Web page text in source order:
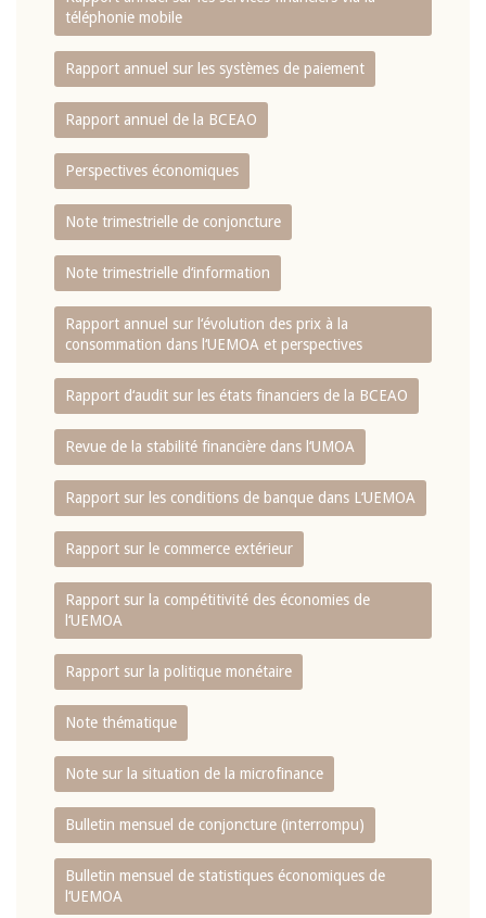
téléphonie mobile
Rapport annuel sur les systèmes de paiement
Rapport annuel de la BCEAO
Perspectives économiques
Note trimestrielle de conjoncture
Note trimestrielle d‘information
Rapport annuel sur l‘évolution des prix à la
consommation dans l‘UEMOA et perspectives
Rapport d‘audit sur les états financiers de la BCEAO
Revue de la stabilité financière dans l‘UMOA
Rapport sur les conditions de banque dans L‘UEMOA
Rapport sur le commerce extérieur
Rapport sur la compétitivité des économies de
l‘UEMOA
Rapport sur la politique monétaire
Note thématique
Note sur la situation de la microfinance
Bulletin mensuel de conjoncture (interrompu)
Bulletin mensuel de statistiques économiques de
l‘UEMOA